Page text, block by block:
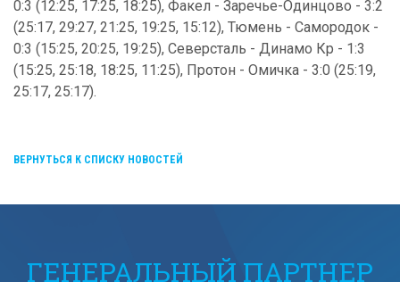
0:3 (12:25, 17:25, 18:25), Факел - Заречье-Одинцово - 3:2
(25:17, 29:27, 21:25, 19:25, 15:12), Тюмень - Самородок -
0:3 (15:25, 20:25, 19:25), Северсталь - Динамо Кр - 1:3
(15:25, 25:18, 18:25, 11:25), Протон - Омичка - 3:0 (25:19,
25:17, 25:17).
ВЕРНУТЬСЯ К СПИСКУ НОВОСТЕЙ
ГЕНЕРАЛЬНЫЙ ПАРТНЕР